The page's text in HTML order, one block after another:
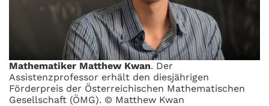
Mathematiker Matthew Kwan. Der
Assistenzprofessor erhält den diesjährigen
Förderpreis der Österreichischen Mathematischen
Gesellschaft (ÖMG). © Matthew Kwan